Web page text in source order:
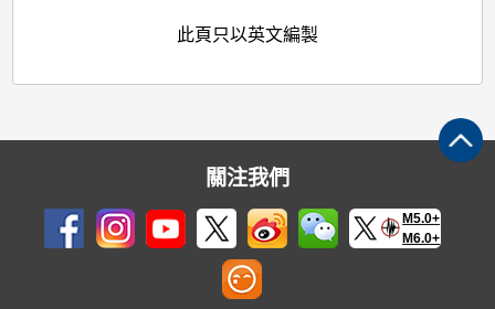
此頁只以英文編製
關注我們
M5.0+
M6.0+